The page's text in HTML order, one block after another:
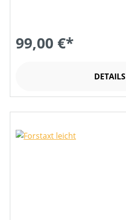
99,00 €*
DETAILS